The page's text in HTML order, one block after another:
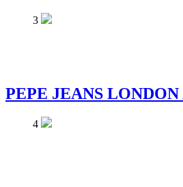
3
PEPE JEANS LONDON
4